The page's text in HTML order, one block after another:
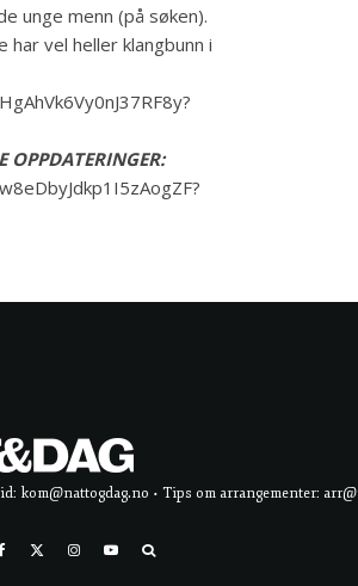
unge menn (på søken).
vel heller klangbunn i
OPPDATERINGER:
• Tips om arrangementer: